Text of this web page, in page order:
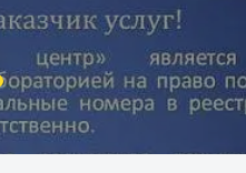
Режим работы:
Пн. — Пт.
8:00 — 18:00